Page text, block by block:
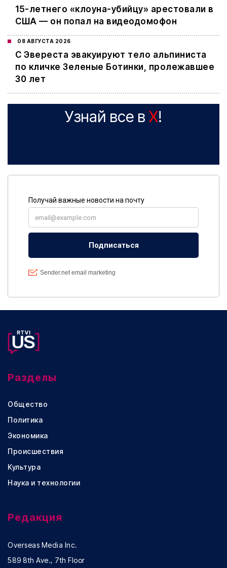
15-летнего «клоуна-убийцу» арестовали в
США — он попал на видеодомофон
08 АВГУСТА 2026
С Эвереста эвакуируют тело альпиниста
по кличке Зеленые Ботинки, пролежавшее
30 лет
Узнай все в X!
Разделы
Общество
Политика
Экономика
Происшествия
Культура
Наука и технологии
Редакция
Overseas Media Inc.
589 8th Ave., 7th Floor